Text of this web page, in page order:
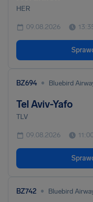
HER
09.08.2026
BZ694 • Bluebird
Tel Aviv-Yafo
TLV
09.08.2026
BZ742 • Bluebird